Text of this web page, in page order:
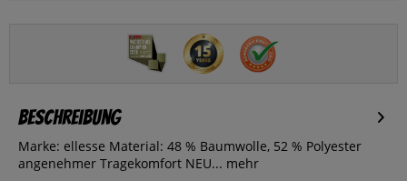
Beschreibung
Marke: ellesse Material: 48 % Baumwolle, 52 % Polyester
angenehmer Tragekomfort NEU... mehr